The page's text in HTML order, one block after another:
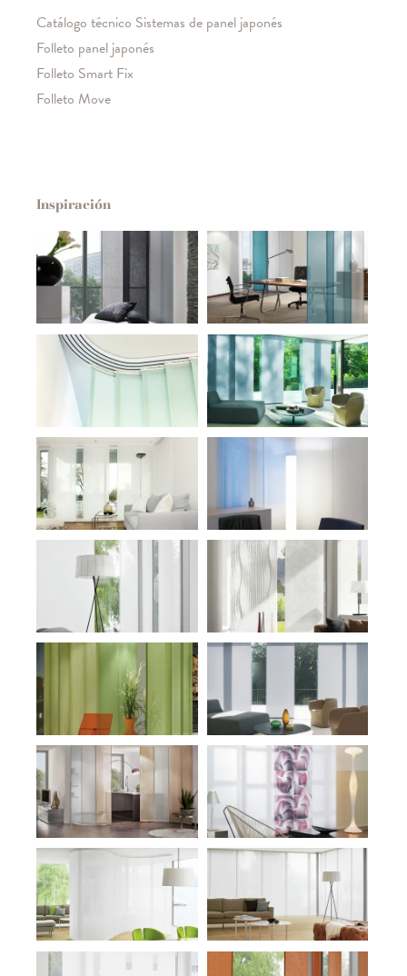
Catálogo técnico Sistemas de panel japonés
Folleto panel japonés
Folleto Smart Fix
Folleto Move
Inspiración